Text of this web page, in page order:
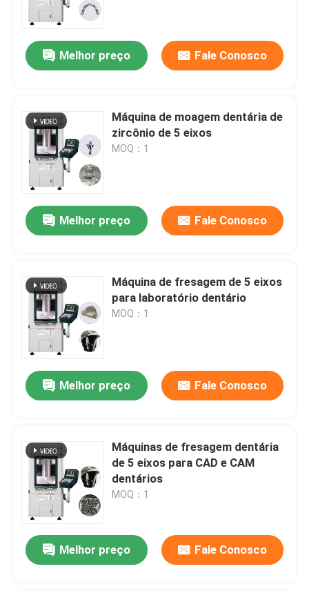
Máquina de fresagem CNC de laboratório dentário
Máquina CNC industrial
Melhor preço Fale Conosco
Máquina de moagem dentária de
zircônio de 5 eixos
MOQ：1
Melhor preço Fale Conosco
Máquina de fresagem de 5 eixos
para laboratório dentário
MOQ：1
Melhor preço Fale Conosco
Máquinas de fresagem dentária
de 5 eixos para CAD e CAM
dentários
MOQ：1
Melhor preço Fale Conosco